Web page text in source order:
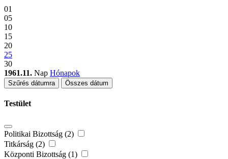
01
05
10
15
20
25
30
1961.11. Nap Hónapok
Szűrés dátumra Összes dátum
Testület
Politikai Bizottság (2)
Titkárság (2)
Központi Bizottság (1)